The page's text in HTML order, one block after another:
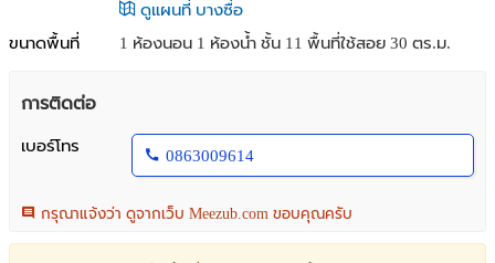
ดูแผนที่ บางซื่อ
ขนาดพื้นที่
1 ห้องนอน 1 ห้องน้ำ ชั้น 11 พื้นที่ใช้สอย 30 ตร.ม.
การติดต่อ
เบอร์โทร
0863009614
กรุณาแจ้งว่า ดูจากเว็บ Meezub.com ขอบคุณครับ